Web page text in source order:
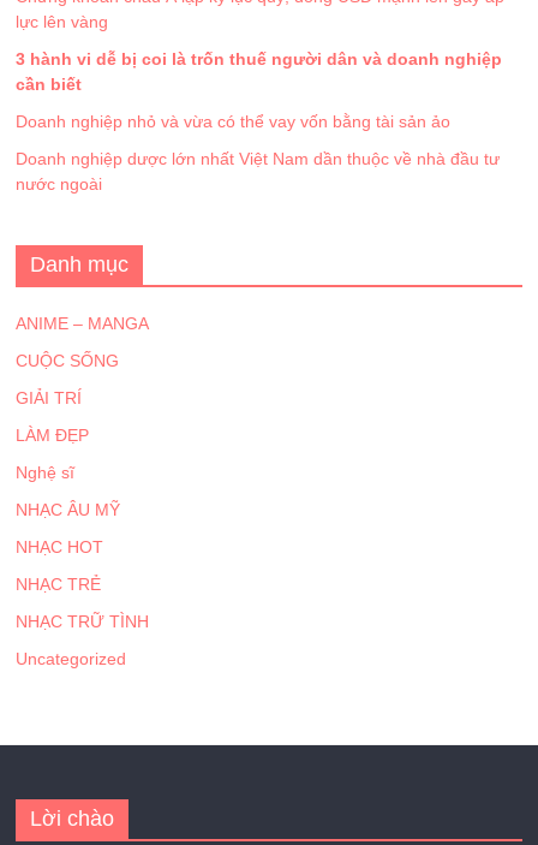
lực lên vàng
3 hành vi dễ bị coi là trốn thuế người dân và doanh nghiệp
cần biết
Doanh nghiệp nhỏ và vừa có thể vay vốn bằng tài sản ảo
Doanh nghiệp dược lớn nhất Việt Nam dần thuộc về nhà đầu tư
nước ngoài
Danh mục
ANIME – MANGA
CUỘC SỐNG
GIẢI TRÍ
LÀM ĐẸP
Nghệ sĩ
NHẠC ÂU MỸ
NHẠC HOT
NHẠC TRẺ
NHẠC TRỮ TÌNH
Uncategorized
Lời chào